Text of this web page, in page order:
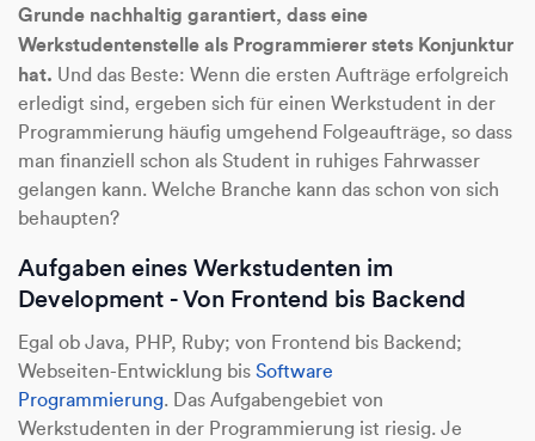
Grunde nachhaltig garantiert, dass eine
Werkstudentenstelle als Programmierer stets Konjunktur
hat. Und das Beste: Wenn die ersten Aufträge erfolgreich
erledigt sind, ergeben sich für einen Werkstudent in der
Programmierung häufig umgehend Folgeaufträge, so dass
man finanziell schon als Student in ruhiges Fahrwasser
gelangen kann. Welche Branche kann das schon von sich
behaupten?
Aufgaben eines Werkstudenten im
Development - Von Frontend bis Backend
Egal ob Java, PHP, Ruby; von Frontend bis Backend;
Webseiten-Entwicklung bis Software
Programmierung. Das Aufgabengebiet von
Werkstudenten in der Programmierung ist riesig. Je